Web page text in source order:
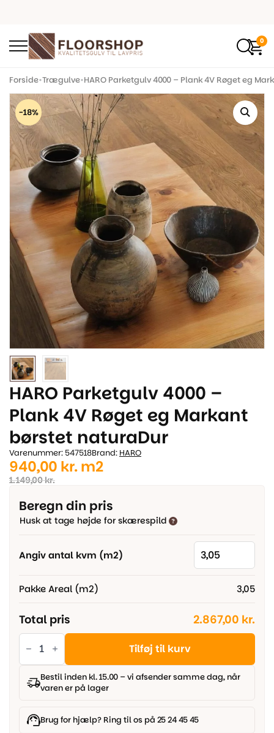
0
Forside•Trægulve•HARO Parketgulv 4000 – Plank 4V Røget eg
-18%
HARO Parketgulv 4000 –
Plank 4V Røget eg Markant
børstet naturaDur
Varenummer: 547518Brand: HARO
1.149,00kr.
Den
oprindelige
pris
var:
940,00 kr.
Den
aktuelle
pris
er:
m2
Beregn din pris
Husk at tage højde for skærespild
Angiv antal kvm (m2)
Pakke Areal (m2) 3,05
Total pris 2.867,00 kr.
HARO
Parketgulv
4000
-
Plank
4V
Røget
børstet
naturaDur
Tilføj til kurv
Bestil inden kl. 15.00 – vi afsender samme dag, når
varen er på lager
Brug for hjælp? Ring til os på 25 24 45 45